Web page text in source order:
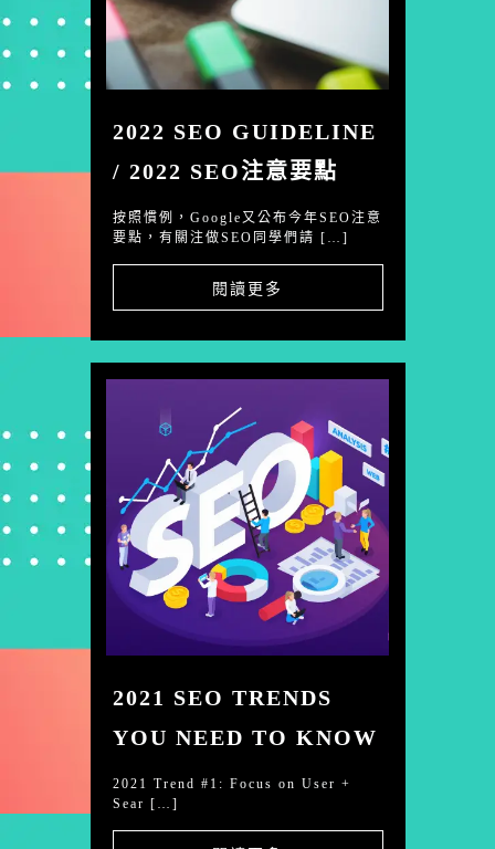
2022 SEO GUIDELINE
/ 2022 SEO注意要點
按照慣例，Google又公布今年SEO注意
要點，有關注做SEO同學們請 […]
閱讀更多
2021 SEO TRENDS
YOU NEED TO KNOW
2021 Trend #1: Focus on User +
Sear […]